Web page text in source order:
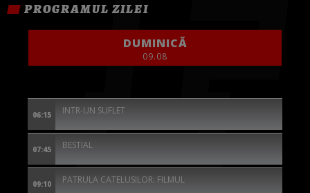
PROGRAMUL ZILEI
DUMINICĂ
09.08
06:15 INTR-UN SUFLET
07:45 BESTIAL
09:10 PATRULA CATELUSILOR: FILMUL